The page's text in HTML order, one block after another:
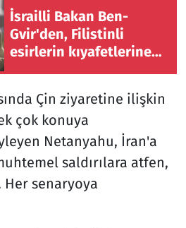
İsrailli Bakan Ben-
Gvir'den, Filistinli
esirlerin kıyafetlerine
Çin ziyaretine ilişkin
çok konuya
Netanyahu, İran'a
saldırılara atfen,
Her senaryoya